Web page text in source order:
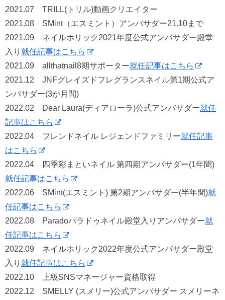
2021.07 TRILL(トリル)動画クリエイター
2021.08 SMint（エスミント）アンバサダー21.10まで
2021.09 ネイルホリック2021年度公式アンバサダー殿堂
入り 就任記事はこちら
2021.09 allthatnail8期サポーター就任記事はこちら
2021.12 JNFグレイズドフレグランスネイル第1期公式ア
ンバサダー(3か月間)
2022.02 Dear Laura(ディアローラ)公式アンバサダー就任
記事はこちら
2022.04 フレンドネイル レジェンドファミリー就任記事
はこちら
2022.04 四季彩まといネイル 第四期アンバサダー(1年間)
就任記事はこちら
2022.06 SMint(エスミント) 第2期アンバサダー(半年間)就
任記事はこちら
2022.08 Paradoパラドゥネイル殿堂入りアンバサダー就
任記事はこちら
2022.09 ネイルホリック2022年度公式アンバサダー殿堂
入り 就任記事はこちら
2022.10 上級SNSマネージャー資格取得
2022.12 SMELLY (スメリー)公式アンバサダー スメリーネ